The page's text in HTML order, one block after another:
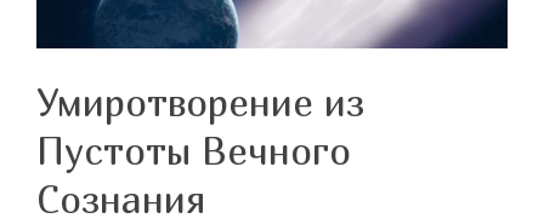
Умиротворение из
Пустоты Вечного
Сознания